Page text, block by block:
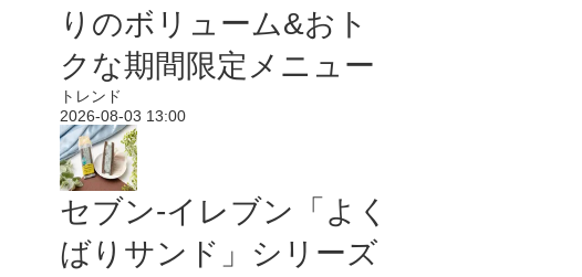
りのボリューム&おト
クな期間限定メニュー
トレンド
2026-08-03 13:00
セブン‐イレブン「よく
ばりサンド」シリーズ